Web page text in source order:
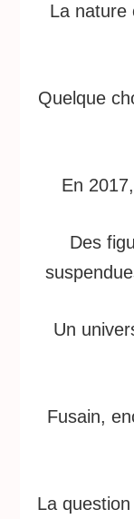
La nature
Quelque
En
Des
Un
Fusain,
La